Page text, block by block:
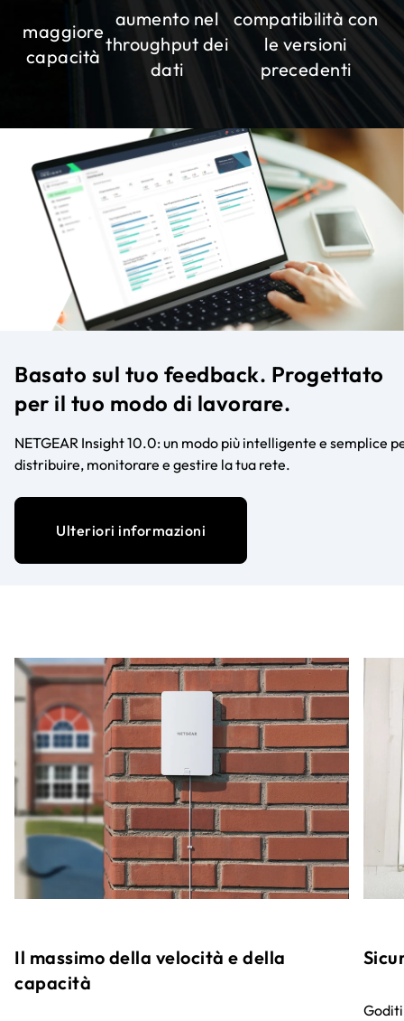
maggiore
capacità
aumento nel
throughput dei
dati
compatibilità con
le versioni
precedenti
Basato sul tuo feedback. Progettato
per il tuo modo di lavorare.
NETGEAR Insight 10.0: un modo più intelligente e semplice
distribuire, monitorare e gestire la tua rete.
Ulteriori informazioni
Il massimo della velocità e della
capacità
Goditi